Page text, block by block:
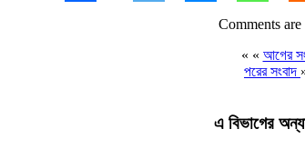
Comments are
« « আগের
পরের সংবাদ
এ বিভাগের